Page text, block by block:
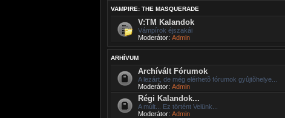
VAMPIRE: THE MASQUERADE
V:TM Kalandok
Vámpírok éjszakái
Moderátor: Admin
ARHÍVUM
Archívált Fórumok
A lezárt, de még elérhetõ fórumok gyûjtõhelye...
Moderátor: Admin
Régi Kalandok...
A múlt... Ez történt Velünk...
Moderátor: Admin